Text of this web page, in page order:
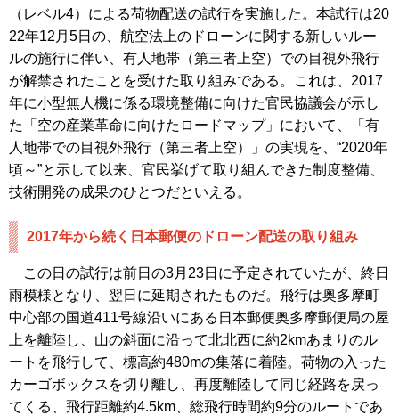
（レベル4）による荷物配送の試行を実施した。本試行は20
22年12月5日の、航空法上のドローンに関する新しいルー
ルの施行に伴い、有人地帯（第三者上空）での目視外飛行
が解禁されたことを受けた取り組みである。これは、2017
年に小型無人機に係る環境整備に向けた官民協議会が示し
た「空の産業革命に向けたロードマップ」において、「有
人地帯での目視外飛行（第三者上空）」の実現を、“2020年
頃～”と示して以来、官民挙げて取り組んできた制度整備、
技術開発の成果のひとつだといえる。
2017年から続く日本郵便のドローン配送の取り組み
この日の試行は前日の3月23日に予定されていたが、終日
雨模様となり、翌日に延期されたものだ。飛行は奥多摩町
中心部の国道411号線沿いにある日本郵便奥多摩郵便局の屋
上を離陸し、山の斜面に沿って北北西に約2kmあまりのル
ートを飛行して、標高約480mの集落に着陸。荷物の入った
カーゴボックスを切り離し、再度離陸して同じ経路を戻っ
てくる、飛行距離約4.5km、総飛行時間約9分のルートであ